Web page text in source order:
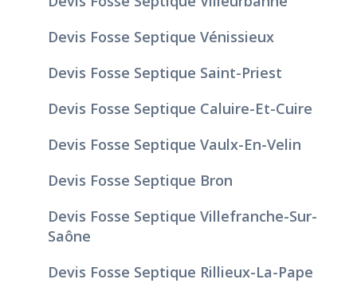
Devis Fosse Septique Vénissieux
Devis Fosse Septique Saint-Priest
Devis Fosse Septique Caluire-Et-Cuire
Devis Fosse Septique Vaulx-En-Velin
Devis Fosse Septique Bron
Devis Fosse Septique Villefranche-Sur-
Saône
Devis Fosse Septique Rillieux-La-Pape